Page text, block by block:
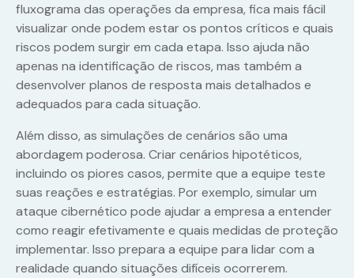
fluxograma das operações da empresa, fica mais fácil
visualizar onde podem estar os pontos críticos e quais
riscos podem surgir em cada etapa. Isso ajuda não
apenas na identificação de riscos, mas também a
desenvolver planos de resposta mais detalhados e
adequados para cada situação.
Além disso, as simulações de cenários são uma
abordagem poderosa. Criar cenários hipotéticos,
incluindo os piores casos, permite que a equipe teste
suas reações e estratégias. Por exemplo, simular um
ataque cibernético pode ajudar a empresa a entender
como reagir efetivamente e quais medidas de proteção
implementar. Isso prepara a equipe para lidar com a
realidade quando situações difíceis ocorrerem.